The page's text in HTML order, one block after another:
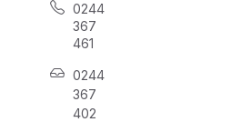
0244
367
461
0244
367
402